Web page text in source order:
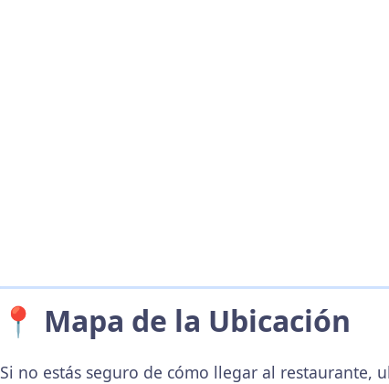
📍 Mapa de la Ubicación
Si no estás seguro de cómo llegar al restaurante,